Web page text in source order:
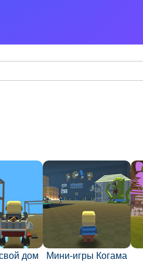
дом Мини-игры Когама